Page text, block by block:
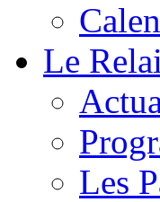
Le
Les